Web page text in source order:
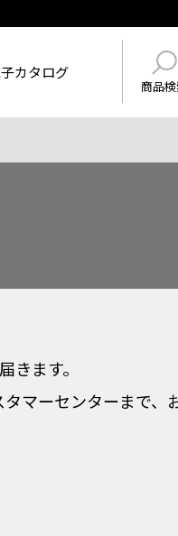
商品
カタログ
ます。
マーセンターまで、